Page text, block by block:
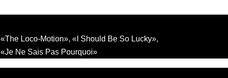
«The Loco-Motion», «I Should Be So Lucky»,
«Je Ne Sais Pas Pourquoi»